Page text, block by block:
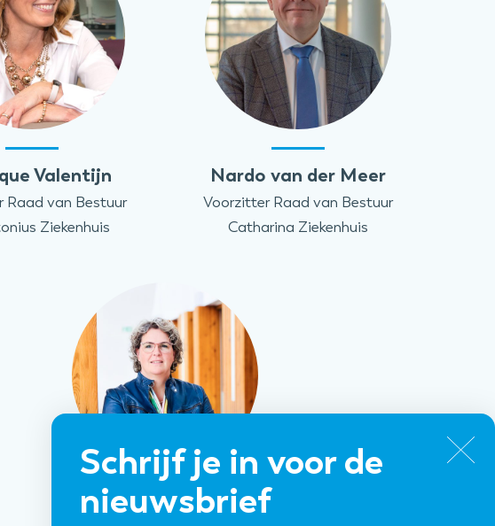
Schrijf je in voor de
nieuwsbrief
Valentijn
Raad van Bestuur
Ziekenhuis
Nardo van der Meer
Voorzitter Raad van Bestuur
Catharina Ziekenhuis
Joyce Berger-Roelvink